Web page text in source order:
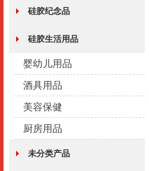
硅胶纪念品
硅胶生活用品
婴幼儿用品
酒具用品
美容保健
厨房用品
未分类产品